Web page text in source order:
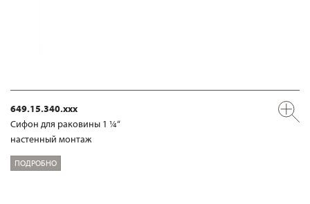
649.15.340.xxx
Сифон для раковины 1 ¼“
настенный монтаж
ПОДРОБНО